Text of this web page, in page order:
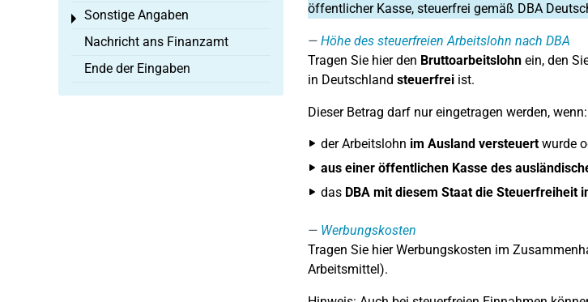
öffentlicher Kasse, steuerfrei gemäß DBA
Höhe des steuerfreien Arbeitslohn nach DBA
Tragen Sie hier den Bruttoarbeitslohnein, den
in Deutschland steuerfreiist.
Dieser Betrag darf nur eingetragen werden, wenn:
der Arbeitslohn im Ausland versteuertwurde
aus einer öffentlichen Kasse des
das DBA mit diesem Staat die Steuerfreiheit
Werbungskosten
Tragen Sie hier Werbungskosten im
Arbeitsmittel).
Sonstige Angaben
Toggle menu
Nachricht ans Finanzamt
Ende der Eingaben